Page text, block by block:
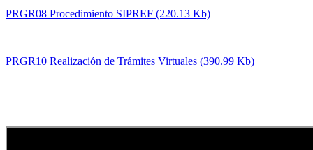
PRGR08 Procedimiento SIPREF (220.13 Kb)
PRGR10 Realización de Trámites Virtuales (390.99 Kb)